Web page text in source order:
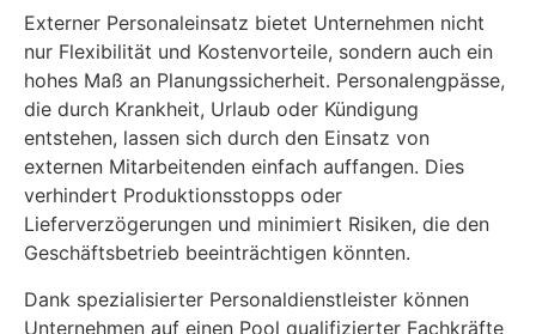
Externer Personaleinsatz bietet Unternehmen nicht
nur Flexibilität und Kostenvorteile, sondern auch ein
hohes Maß an Planungssicherheit. Personalengpässe,
die durch Krankheit, Urlaub oder Kündigung
entstehen, lassen sich durch den Einsatz von
externen Mitarbeitenden einfach auffangen. Dies
verhindert Produktionsstopps oder
Lieferverzögerungen und minimiert Risiken, die den
Geschäftsbetrieb beeinträchtigen könnten.
Dank spezialisierter Personaldienstleister können
Unternehmen auf einen Pool qualifizierter Fachkräfte